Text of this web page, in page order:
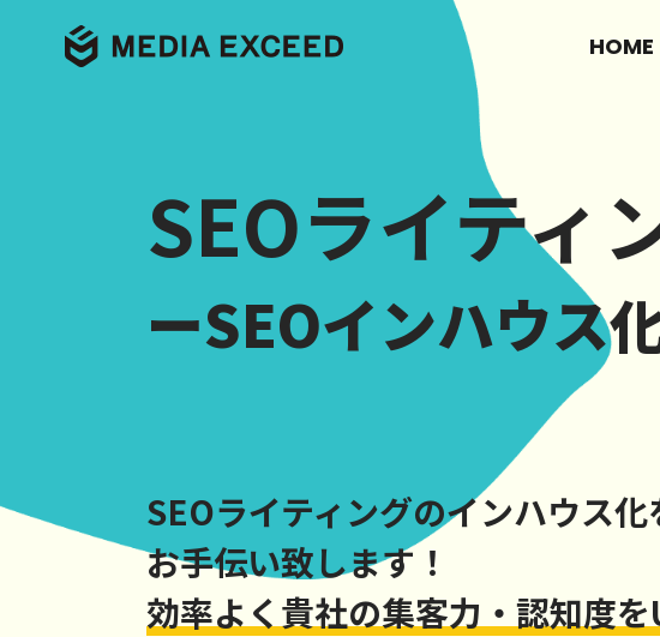
HOME
SEOライティ
ーSEOインハウス
SEOライティングのインハウス化
お手伝い致します！
効率よく貴社の集客力・認知度